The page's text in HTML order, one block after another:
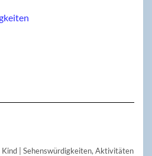
Kind | Sehenswürdigkeiten, Aktivitäten